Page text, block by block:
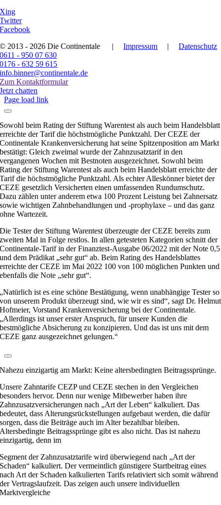
Xing
Twitter
Facebook
© 2013 - 2026 Die Continentale
| Impressum |
Datenschutz
0611 - 950 07 630
0176 - 632 59 615
info.binner@continentale.de
Zum Kontaktformular
Jetzt chatten
Page load link
Sowohl beim Rating der Stiftung Warentest als auch beim Handelsblatt
erreichte der Tarif die höchstmögliche Punktzahl. Der CEZE der
Continentale Krankenversicherung hat seine Spitzenposition am Markt
bestätigt: Gleich zweimal wurde der Zahnzusatztarif in den
vergangenen Wochen mit Bestnoten ausgezeichnet. Sowohl beim
Rating der Stiftung Warentest als auch beim Handelsblatt erreichte der
Tarif die höchstmögliche Punktzahl. Als echter Alleskönner bietet der
CEZE gesetzlich Versicherten einen umfassenden Rundumschutz.
Dazu zählen unter anderem etwa 100 Prozent Leistung bei Zahnersatz
sowie wichtigen Zahnbehandlungen und -prophylaxe – und das ganz
ohne Wartezeit.
Die Tester der Stiftung Warentest überzeugte der CEZE bereits zum
zweiten Mal in Folge restlos. In allen getesteten Kategorien schnitt der
Continentale-Tarif in der Finanztest-Ausgabe 06/2022 mit der Note 0,5
und dem Prädikat „sehr gut“ ab. Beim Rating des Handelsblattes
erreichte der CEZE im Mai 2022 100 von 100 möglichen Punkten und
ebenfalls die Note „sehr gut“.
„Natürlich ist es eine schöne Bestätigung, wenn unabhängige Tester so
von unserem Produkt überzeugt sind, wie wir es sind“, sagt Dr. Helmut
Hofmeier, Vorstand Krankenversicherung bei der Continentale.
„Allerdings ist unser erster Anspruch, für unsere Kunden die
bestmögliche Absicherung zu konzipieren. Und das ist uns mit dem
CEZE ganz ausgezeichnet gelungen.“
Nahezu einzigartig am Markt: Keine altersbedingten Beitragssprünge.
Unsere Zahntarife CEZP und CEZE stechen in den Vergleichen
besonders hervor. Denn nur wenige Mitbewerber haben ihre
Zahnzusatzversicherungen nach „Art der Leben“ kalkuliert. Das
bedeutet, dass Alterungsrückstellungen aufgebaut werden, die dafür
sorgen, dass die Beiträge auch im Alter bezahlbar bleiben.
Altersbedingte Beitragssprünge gibt es also nicht. Das ist nahezu
einzigartig, denn im
Segment der Zahnzusatztarife wird überwiegend nach „Art der
Schaden“ kalkuliert. Der vermeintlich günstigere Startbeitrag eines
nach Art der Schaden kalkulierten Tarifs relativiert sich somit während
der Vertragslaufzeit. Das zeigen auch unsere individuellen
Marktvergleiche